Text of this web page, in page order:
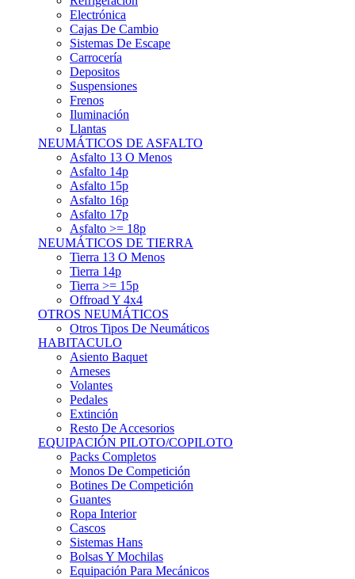
Electrónica
Cajas De Cambio
Sistemas De Escape
Carrocería
Depositos
Suspensiones
Frenos
Iluminación
Llantas
NEUMÁTICOS DE ASFALTO
Asfalto 13 O Menos
Asfalto 14p
Asfalto 15p
Asfalto 16p
Asfalto 17p
Asfalto >= 18p
NEUMÁTICOS DE TIERRA
Tierra 13 O Menos
Tierra 14p
Tierra >= 15p
Offroad Y 4x4
OTROS NEUMÁTICOS
Otros Tipos De Neumáticos
HABITACULO
Asiento Baquet
Arneses
Volantes
Pedales
Extinción
Resto De Accesorios
EQUIPACIÓN PILOTO/COPILOTO
Packs Completos
Monos De Competición
Botines De Competición
Guantes
Ropa Interior
Cascos
Sistemas Hans
Bolsas Y Mochilas
Equipación Para Mecánicos